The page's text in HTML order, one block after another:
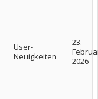
User-
Neuigkeiten
23.
2026